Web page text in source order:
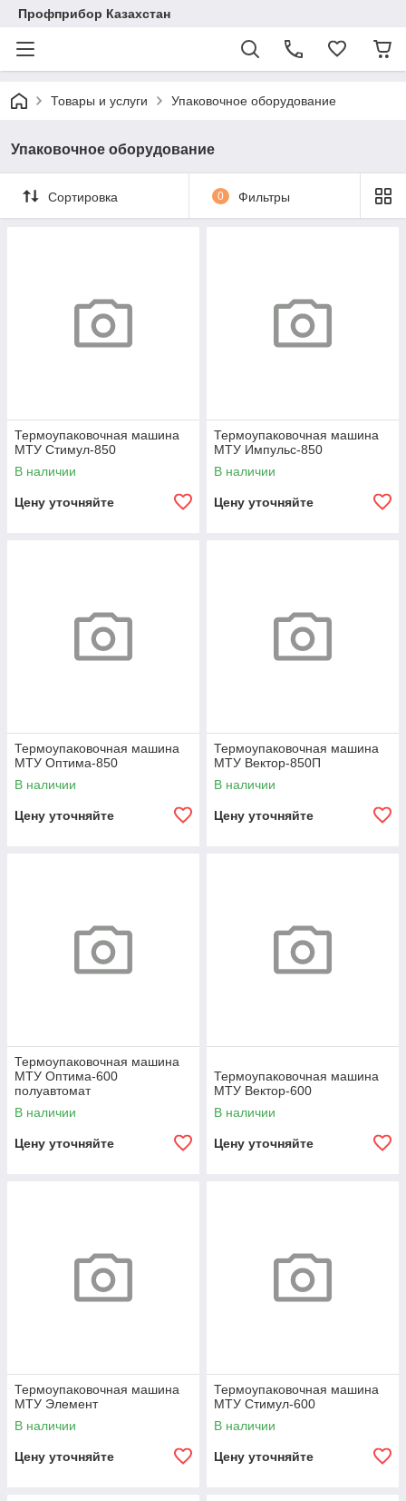
Профприбор Казахстан
Товары и услуги Упаковочное оборудование
Упаковочное оборудование
Сортировка 0 Фильтры
Термоупаковочная машина
МТУ Стимул-850
В наличии
Цену уточняйте
Термоупаковочная машина
МТУ Импульс-850
В наличии
Цену уточняйте
Термоупаковочная машина
МТУ Оптима-850
В наличии
Цену уточняйте
Термоупаковочная машина
МТУ Вектор-850П
В наличии
Цену уточняйте
Термоупаковочная машина
МТУ Оптима-600
полуавтомат
В наличии
Цену уточняйте
Термоупаковочная машина
МТУ Вектор-600
В наличии
Цену уточняйте
Термоупаковочная машина
МТУ Элемент
В наличии
Цену уточняйте
Термоупаковочная машина
МТУ Стимул-600
В наличии
Цену уточняйте